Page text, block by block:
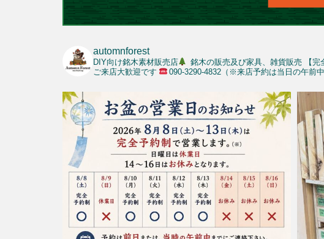
automnforest
DIY向け銘木素材販売店 銘木の販売及び家具、雑貨販売 【完
ご来店大歓迎です
090-3290-4832（※来店予約は当日の午前中